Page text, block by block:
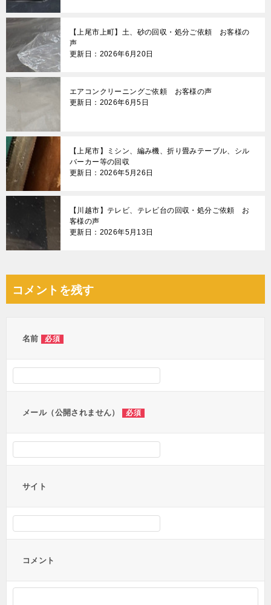
【上尾市上町】土、砂の回収・処分ご依頼 お客様の
声
更新日：2026年6月20日
エアコンクリーニングご依頼 お客様の声
更新日：2026年6月5日
【上尾市】ミシン、編み機、折り畳みテーブル、シル
バーカー等の回収
更新日：2026年5月26日
【川越市】テレビ、テレビ台の回収・処分ご依頼 お
客様の声
更新日：2026年5月13日
コメントを残す
名前 必須
メール（公開されません） 必須
サイト
コメント